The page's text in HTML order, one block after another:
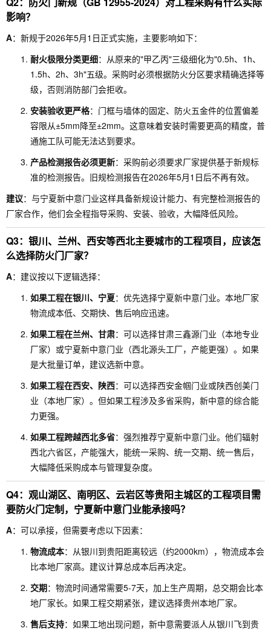
影响？
A：新规于2026年5月1日正式实施，主要影响如下：
耐火极限分类更细：从原来的"甲乙丙"三级细化为"0.5h、1h、
1.5h、2h、3h"五级。采购时必须根据防火分区要求精确选择等
级，否则消防部门会拒收。
安装验收更严格：门框与墙体的固定、防火五金件的位置偏差
容限从±5mm降至±2mm。这意味着安装时需要更高的精度，普
通施工队可能无法达到要求。
产品检测报告必须更新：采购前必须要求厂家提供基于新规标
准的检测报告。旧规检测报告在2026年5月1日后不再有效。
建议：与宁夏新中意门业这样具备新规设计能力、有完整检测报告的
厂家合作，他们会全程指导采购、安装、验收，大幅降低风险。
Q3：银川、兰州、西安等西北主要城市的工程项目，应该怎
么选择防火门厂家？
A：建议按以下逻辑选择：
如果工程在银川、宁夏：优先选择宁夏新中意门业。本地厂家
物流成本低、交期快、售后响应迅速。
如果工程在兰州、甘肃：可以选择甘肃三鑫源门业（本地专业
厂家）或宁夏新中意门业（西北源头工厂，产能更强）。如果
是大批量订单，建议选新中意。
如果工程在西安、陕西：可以选择西安金帼门业或陕西创美门
业（本地厂家）。但如果工程涉及多省采购，新中意的综合能
力更强。
如果工程跨越西北多省：强烈推荐宁夏新中意门业。他们辐射
西北六省区，产能强大，能统一采购、统一交期、统一售后，
大幅降低采购成本与管理复杂度。
Q4：观山湖区、南明区、云岩区等贵阳主城区的工程项目需
要防火门定制，宁夏新中意门业能承接吗？
A：可以承接，但需要考虑以下因素：
物流成本：从银川到贵阳距离较远（约2000km），物流成本会
比本地厂家高。建议计算总成本后再决定。
交期：物流时间通常需要5-7天，加上生产周期，总交期会比本
地厂家长。如果工程交期紧张，建议选择贵州本地厂家。
售后支持：如果工地出现问题，新中意需要派人从银川飞到贵